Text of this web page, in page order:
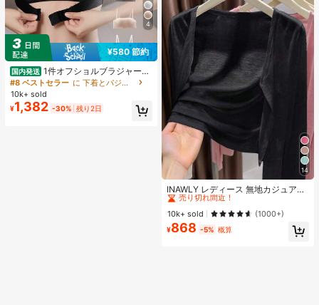
4
¥580 節約
国内発送 1件オフショルブラジャー、
小胸用アップチューブトップ、 オフ
ショルインナー 、脇高 谷間メイク下
着、A/Bカップノンワイヤーぶらジ
ャー
#8 ベストセラー
に 下着とパジャマ
10k+ sold
¥1,382 -30% 残り2日
14
INAWLY レディース 無地カジュアル
薄手カーディガン、春夏用
#1 ベストセラー
売り切れ間近！
#1 ベストセラー
売り切れ間近！
#1 ベストセラー
売り切れ間近！
#1 ベストセラー
10k+ sold (1000+)
¥868 -5% 概算